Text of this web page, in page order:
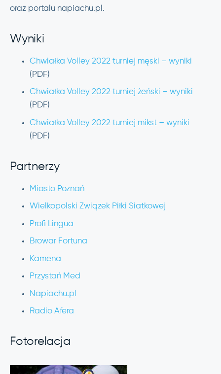
oraz portalu napiachu.pl.
Wyniki
Chwiałka Volley 2022 turniej męski – wyniki
(PDF)
Chwiałka Volley 2022 turniej żeński – wyniki
(PDF)
Chwiałka Volley 2022 turniej mikst – wyniki
(PDF)
Partnerzy
Miasto Poznań
Wielkopolski Związek Piłki Siatkowej
Profi Lingua
Browar Fortuna
Kamena
Przystań Med
Napiachu.pl
Radio Afera
Fotorelacja